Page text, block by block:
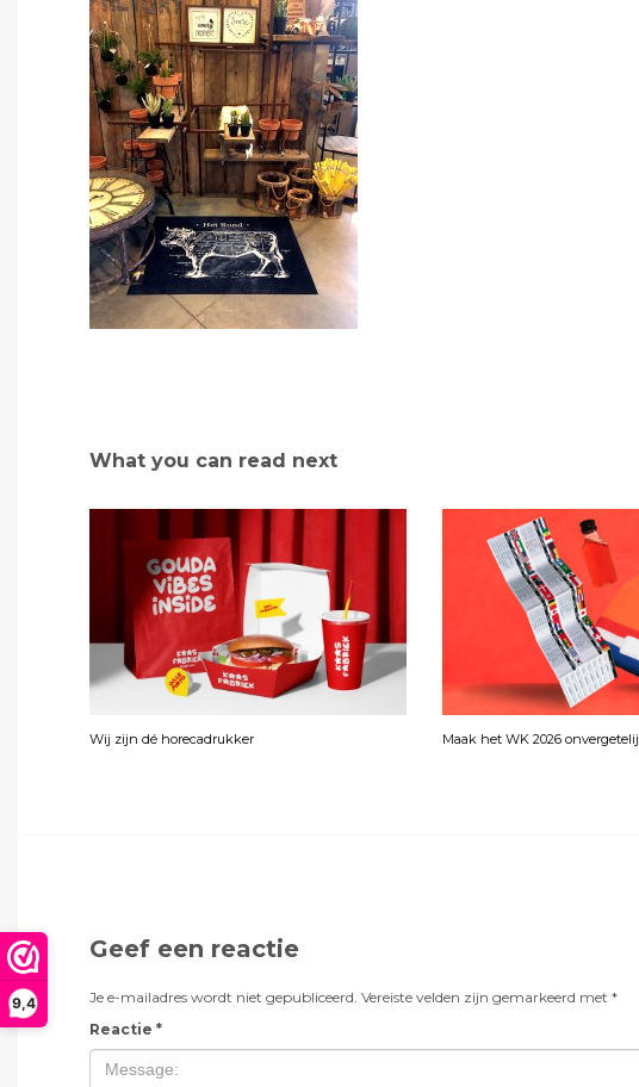
9,4
What you can read next
Wij zijn dé horecadrukker Maak het WK 2026
Geef een reactie
Je e-mailadres wordt niet gepubliceerd. Vereiste velden zijn gemarkeerd met *
Reactie *